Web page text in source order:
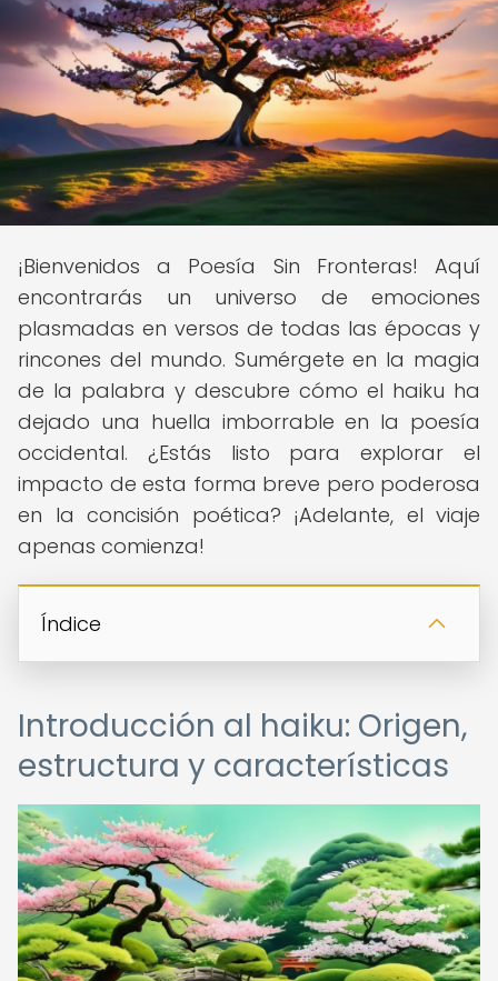
¡Bienvenidos a Poesía Sin Fronteras! Aquí
encontrarás un universo de emociones
plasmadas en versos de todas las épocas y
rincones del mundo. Sumérgete en la magia
de la palabra y descubre cómo el haiku ha
dejado una huella imborrable en la poesía
occidental. ¿Estás listo para explorar el
impacto de esta forma breve pero poderosa
en la concisión poética? ¡Adelante, el viaje
apenas comienza!
Índice
Introducción al haiku: Origen,
estructura y características